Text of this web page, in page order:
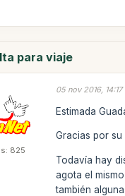
para viaje
825
05 nov 2016, 14:17
Estimada
Gracias por su
Todavía hay
agota el
también